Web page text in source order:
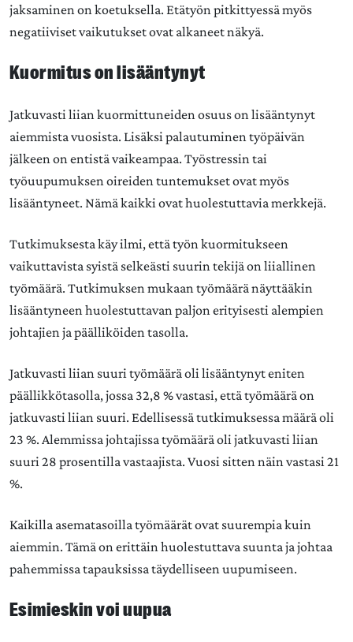
jaksaminen on koetuksella. Etätyön pitkittyessä myös
negatiiviset vaikutukset ovat alkaneet näkyä.
Kuormitus on lisääntynyt
Jatkuvasti liian kuormittuneiden osuus on lisääntynyt
aiemmista vuosista. Lisäksi palautuminen työpäivän
jälkeen on entistä vaikeampaa. Työstressin tai
työuupumuksen oireiden tuntemukset ovat myös
lisääntyneet. Nämä kaikki ovat huolestuttavia merkkejä.
Tutkimuksesta käy ilmi, että työn kuormitukseen
vaikuttavista syistä selkeästi suurin tekijä on liiallinen
työmäärä. Tutkimuksen mukaan työmäärä näyttääkin
lisääntyneen huolestuttavan paljon erityisesti alempien
johtajien ja päälliköiden tasolla.
Jatkuvasti liian suuri työmäärä oli lisääntynyt eniten
päällikkötasolla, jossa 32,8 % vastasi, että työmäärä on
jatkuvasti liian suuri. Edellisessä tutkimuksessa määrä oli
23 %. Alemmissa johtajissa työmäärä oli jatkuvasti liian
suuri 28 prosentilla vastaajista. Vuosi sitten näin vastasi 21
%.
Kaikilla asematasoilla työmäärät ovat suurempia kuin
aiemmin. Tämä on erittäin huolestuttava suunta ja johtaa
pahemmissa tapauksissa täydelliseen uupumiseen.
Esimieskin voi uupua